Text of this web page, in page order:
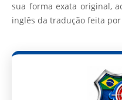
sua forma exata original,
inglês da tradução feita por